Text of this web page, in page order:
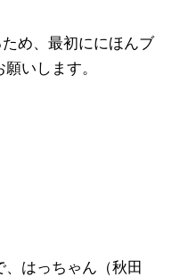
め、最初ににほんブ
いします。
はっちゃん（秋田